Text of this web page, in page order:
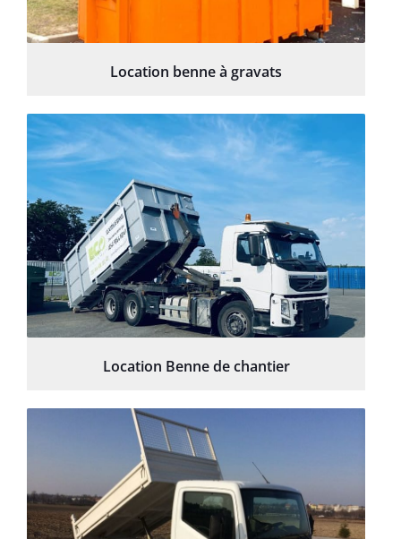
Location benne à gravats
Location Benne de chantier